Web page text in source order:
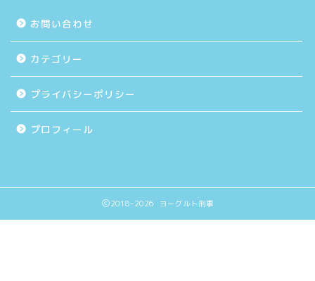
お問い合わせ
カテゴリー
プライバシーポリシー
プロフィール
2018–2026 ヨーグルト刑事